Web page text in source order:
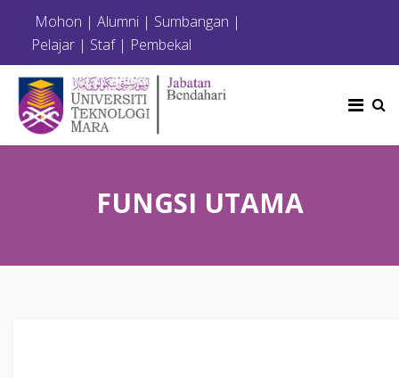
Mohon | Alumni | Sumbangan |
Pelajar | Staf| Pembekal
FUNGSI UTAMA